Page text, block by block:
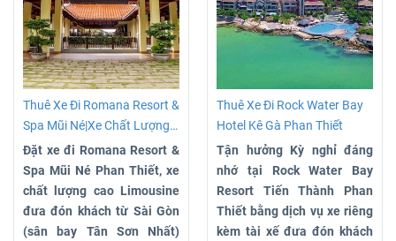
Thuê Xe Đi Romana Resort &
Spa Mũi Né|Xe Chất Lượng
Cao Giá Chỉ 450K
Đặt xe đi Romana Resort &
Spa Mũi Né Phan Thiết, xe
chất lượng cao Limousine
đưa đón khách từ Sài Gòn
(sân bay Tân Sơn Nhất)
Thuê Xe Đi Rock Water Bay
Hotel Kê Gà Phan Thiết
Tận hưởng Kỳ nghỉ đáng
nhớ tại Rock Water Bay
Resort Tiến Thành Phan
Thiết bằng dịch vụ xe riêng
kèm tài xế đưa đón khách